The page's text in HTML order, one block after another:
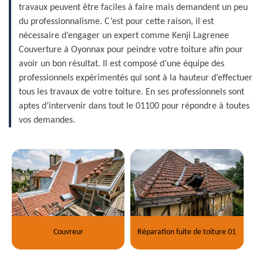
travaux peuvent être faciles à faire mais demandent un peu
du professionnalisme. C’est pour cette raison, il est
nécessaire d’engager un expert comme Kenji Lagrenee
Couverture à Oyonnax pour peindre votre toiture afin pour
avoir un bon résultat. Il est composé d’une équipe des
professionnels expérimentés qui sont à la hauteur d’effectuer
tous les travaux de votre toiture. En ses professionnels sont
aptes d’intervenir dans tout le 01100 pour répondre à toutes
vos demandes.
Couvreur Réparation fuite de toiture 01